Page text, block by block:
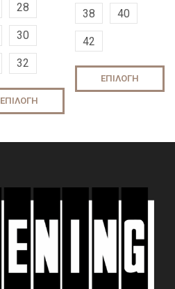
28
30
32
ΕΠΙΛΟΓΉ
38 40
42
ΕΠΙΛΟΓΉ